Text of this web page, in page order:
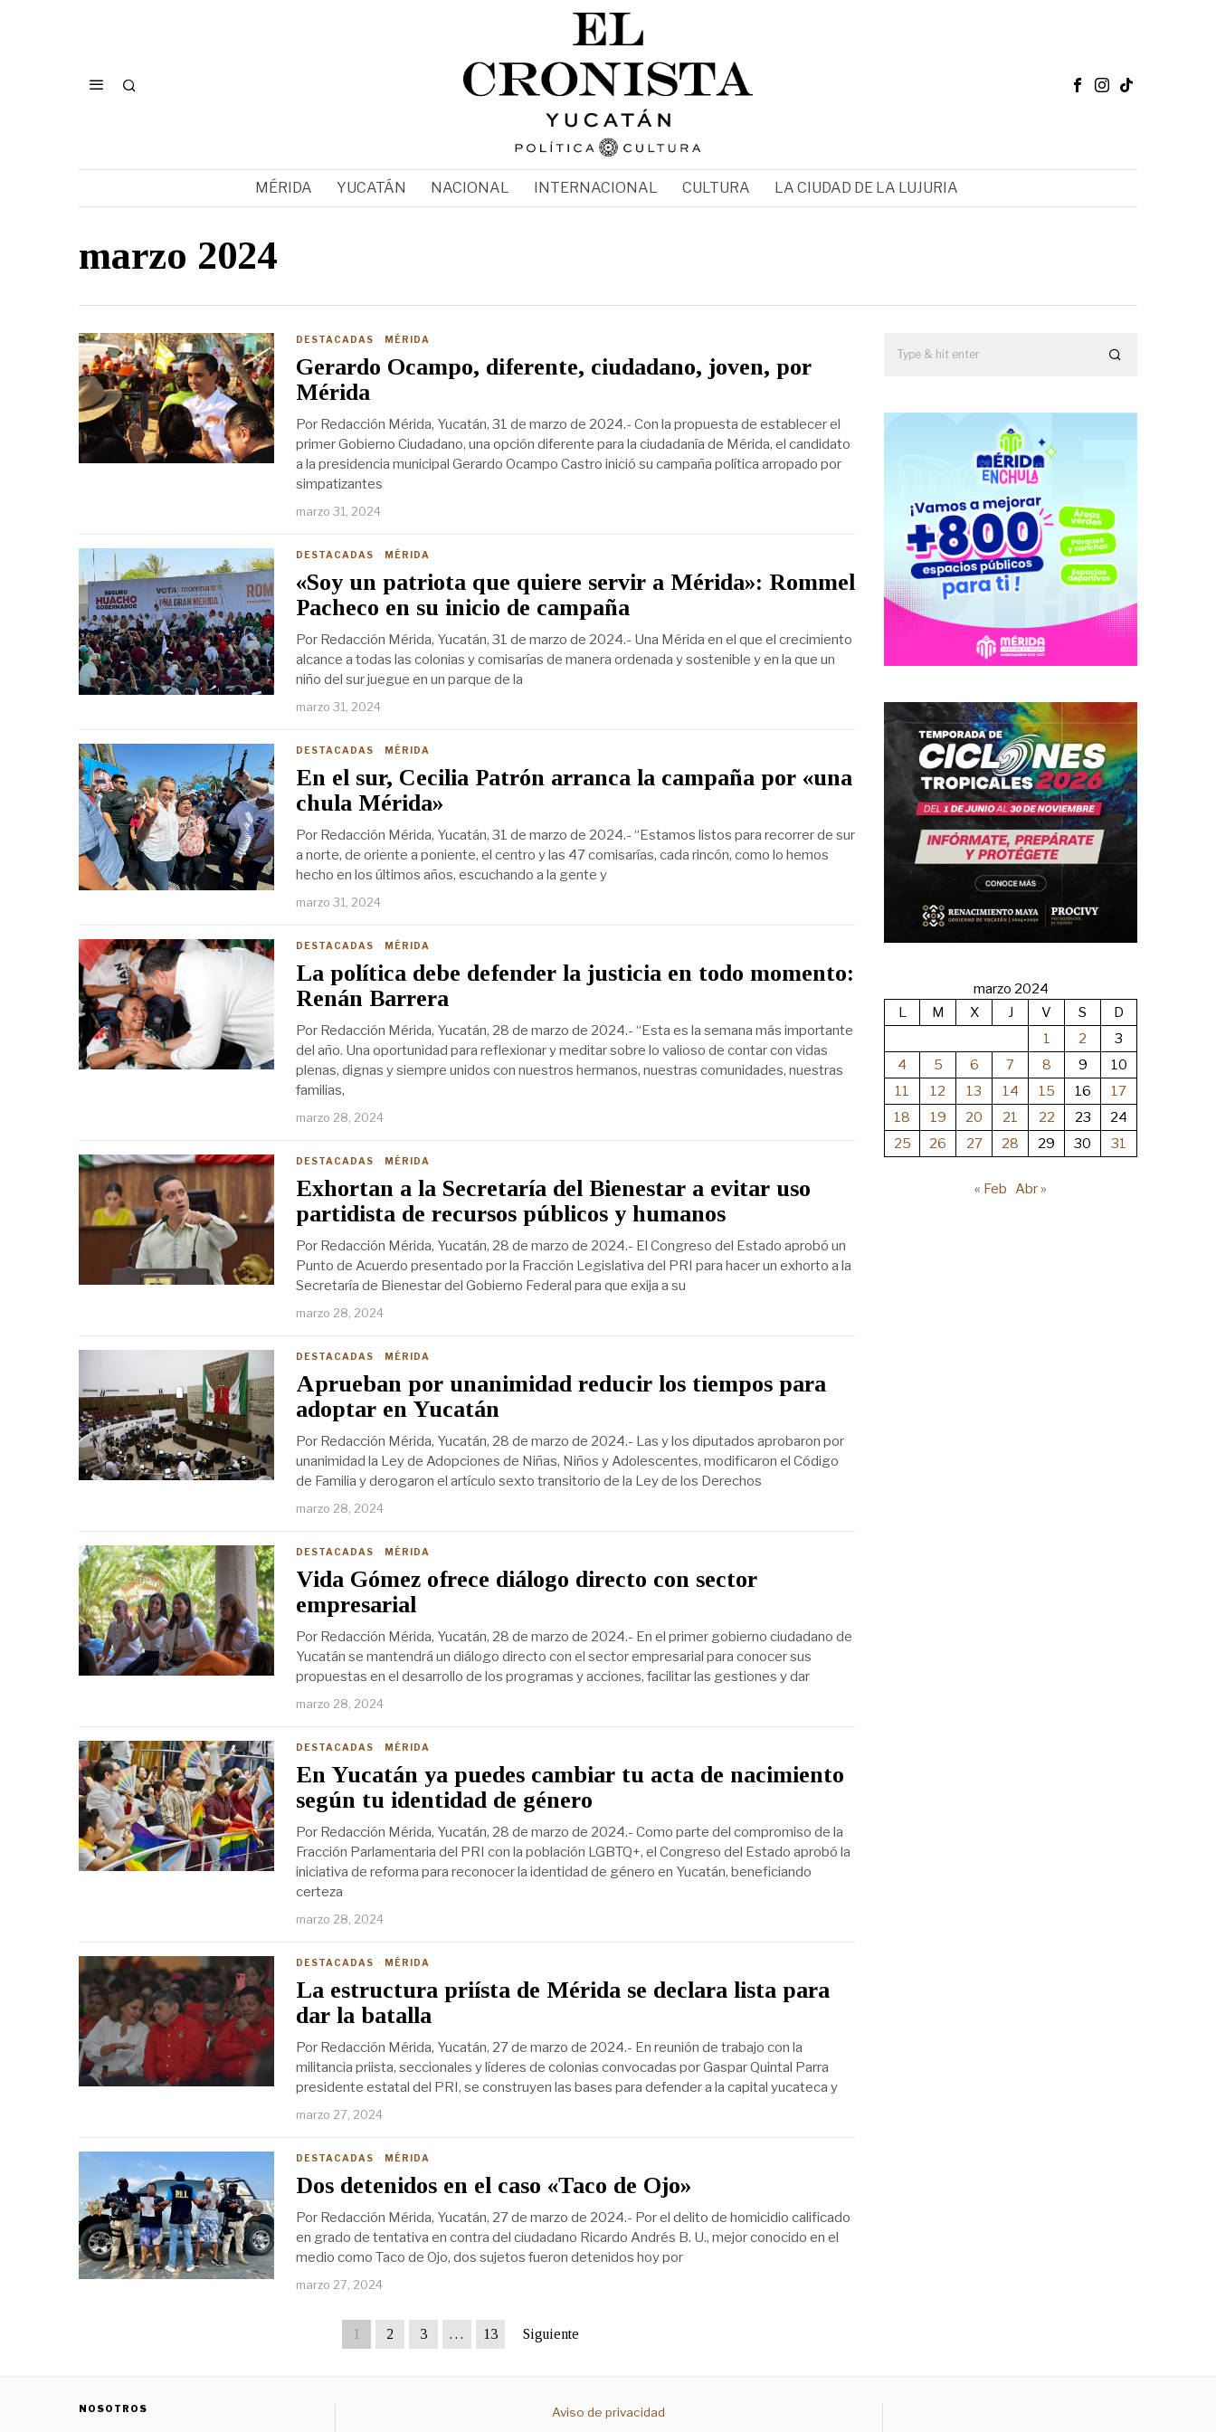
MÉRIDA YUCATÁN NACIONAL INTERNACIONAL CULTURA LA CIUDAD DE LA LUJURIA
marzo 2024
DESTACADAS · MÉRIDA
Gerardo Ocampo, diferente, ciudadano, joven, por
Mérida
Por Redacción Mérida, Yucatán, 31 de marzo de 2024.- Con la propuesta de establecer el
primer Gobierno Ciudadano, una opción diferente para la ciudadanía de Mérida, el candidato
a la presidencia municipal Gerardo Ocampo Castro inició su campaña política arropado por
simpatizantes
marzo 31, 2024
DESTACADAS · MÉRIDA
«Soy un patriota que quiere servir a Mérida»: Rommel
Pacheco en su inicio de campaña
Por Redacción Mérida, Yucatán, 31 de marzo de 2024.- Una Mérida en el que el crecimiento
alcance a todas las colonias y comisarías de manera ordenada y sostenible y en la que un
niño del sur juegue en un parque de la
marzo 31, 2024
DESTACADAS · MÉRIDA
En el sur, Cecilia Patrón arranca la campaña por «una
chula Mérida»
Por Redacción Mérida, Yucatán, 31 de marzo de 2024.- “Estamos listos para recorrer de sur
a norte, de oriente a poniente, el centro y las 47 comisarías, cada rincón, como lo hemos
hecho en los últimos años, escuchando a la gente y
marzo 31, 2024
DESTACADAS · MÉRIDA
La política debe defender la justicia en todo momento:
Renán Barrera
Por Redacción Mérida, Yucatán, 28 de marzo de 2024.- “Esta es la semana más importante
del año. Una oportunidad para reflexionar y meditar sobre lo valioso de contar con vidas
plenas, dignas y siempre unidos con nuestros hermanos, nuestras comunidades, nuestras
familias,
marzo 28, 2024
DESTACADAS · MÉRIDA
Exhortan a la Secretaría del Bienestar a evitar uso
partidista de recursos públicos y humanos
Por Redacción Mérida, Yucatán, 28 de marzo de 2024.- El Congreso del Estado aprobó un
Punto de Acuerdo presentado por la Fracción Legislativa del PRI para hacer un exhorto a la
Secretaría de Bienestar del Gobierno Federal para que exija a su
marzo 28, 2024
DESTACADAS · MÉRIDA
Aprueban por unanimidad reducir los tiempos para
adoptar en Yucatán
Por Redacción Mérida, Yucatán, 28 de marzo de 2024.- Las y los diputados aprobaron por
unanimidad la Ley de Adopciones de Niñas, Niños y Adolescentes, modificaron el Código
de Familia y derogaron el artículo sexto transitorio de la Ley de los Derechos
marzo 28, 2024
DESTACADAS · MÉRIDA
Vida Gómez ofrece diálogo directo con sector
empresarial
Por Redacción Mérida, Yucatán, 28 de marzo de 2024.- En el primer gobierno ciudadano de
Yucatán se mantendrá un diálogo directo con el sector empresarial para conocer sus
propuestas en el desarrollo de los programas y acciones, facilitar las gestiones y dar
marzo 28, 2024
DESTACADAS · MÉRIDA
En Yucatán ya puedes cambiar tu acta de nacimiento
según tu identidad de género
Por Redacción Mérida, Yucatán, 28 de marzo de 2024.- Como parte del compromiso de la
Fracción Parlamentaria del PRI con la población LGBTQ+, el Congreso del Estado aprobó la
iniciativa de reforma para reconocer la identidad de género en Yucatán, beneficiando
certeza
marzo 28, 2024
DESTACADAS · MÉRIDA
La estructura priísta de Mérida se declara lista para
dar la batalla
Por Redacción Mérida, Yucatán, 27 de marzo de 2024.- En reunión de trabajo con la
militancia priista, seccionales y líderes de colonias convocadas por Gaspar Quintal Parra
presidente estatal del PRI, se construyen las bases para defender a la capital yucateca y
marzo 27, 2024
DESTACADAS · MÉRIDA
Dos detenidos en el caso «Taco de Ojo»
Por Redacción Mérida, Yucatán, 27 de marzo de 2024.- Por el delito de homicidio calificado
en grado de tentativa en contra del ciudadano Ricardo Andrés B. U., mejor conocido en el
medio como Taco de Ojo, dos sujetos fueron detenidos hoy por
marzo 27, 2024
1 2 3 … 13 Siguiente
marzo 2024
L
M X J V S
D
1
2
3
4
5 6 7 8 9
10
11
12 13 14 15 16
17
18
19 20 21 22 23
24
25
26 27 28 29 30 31
« Feb Abr »
NOSOTROS Aviso de privacidad